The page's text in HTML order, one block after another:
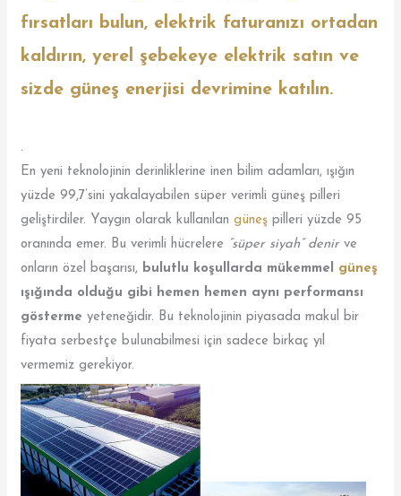
fırsatları bulun, elektrik faturanızı ortadan
kaldırın, yerel şebekeye elektrik satın ve
sizde güneş enerjisi devrimine katılın.
.
En yeni teknolojinin derinliklerine inen bilim adamları, ışığın
yüzde 99,7’sini yakalayabilen süper verimli güneş pilleri
geliştirdiler. Yaygın olarak kullanılangüneş pilleri yüzde 95
oranında emer. Bu verimli hücrelere “süper siyah” denirve
onların özel başarısı, bulutlu koşullarda mükemmel güneş
ışığında olduğu gibi hemen hemen aynı performansı
gösterme yeteneğidir. Bu teknolojinin piyasada makul bir
fiyata serbestçe bulunabilmesi için sadece birkaç yıl
vermemiz gerekiyor.